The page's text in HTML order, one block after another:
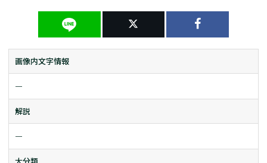
画像内文字情報
ー
解説
ー